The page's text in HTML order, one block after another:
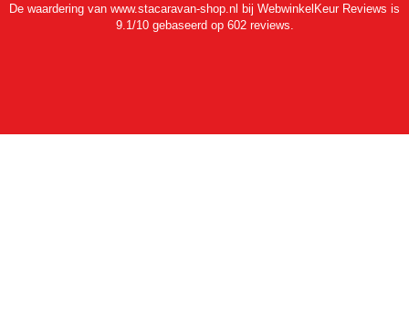
De waardering van www.stacaravan-shop.nl bij WebwinkelKeur Reviews is
9.1/10 gebaseerd op 602 reviews.